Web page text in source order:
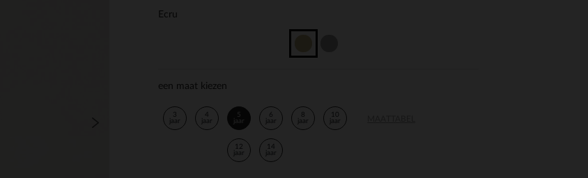
Ecru
een maat kiezen
3
jaar
4
jaar
5
jaar
6
jaar
8
jaar
10
jaar
12
jaar
14
jaar